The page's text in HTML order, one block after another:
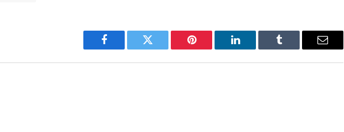
Facebook Twitter Pinterest LinkedIn Tumblr Email